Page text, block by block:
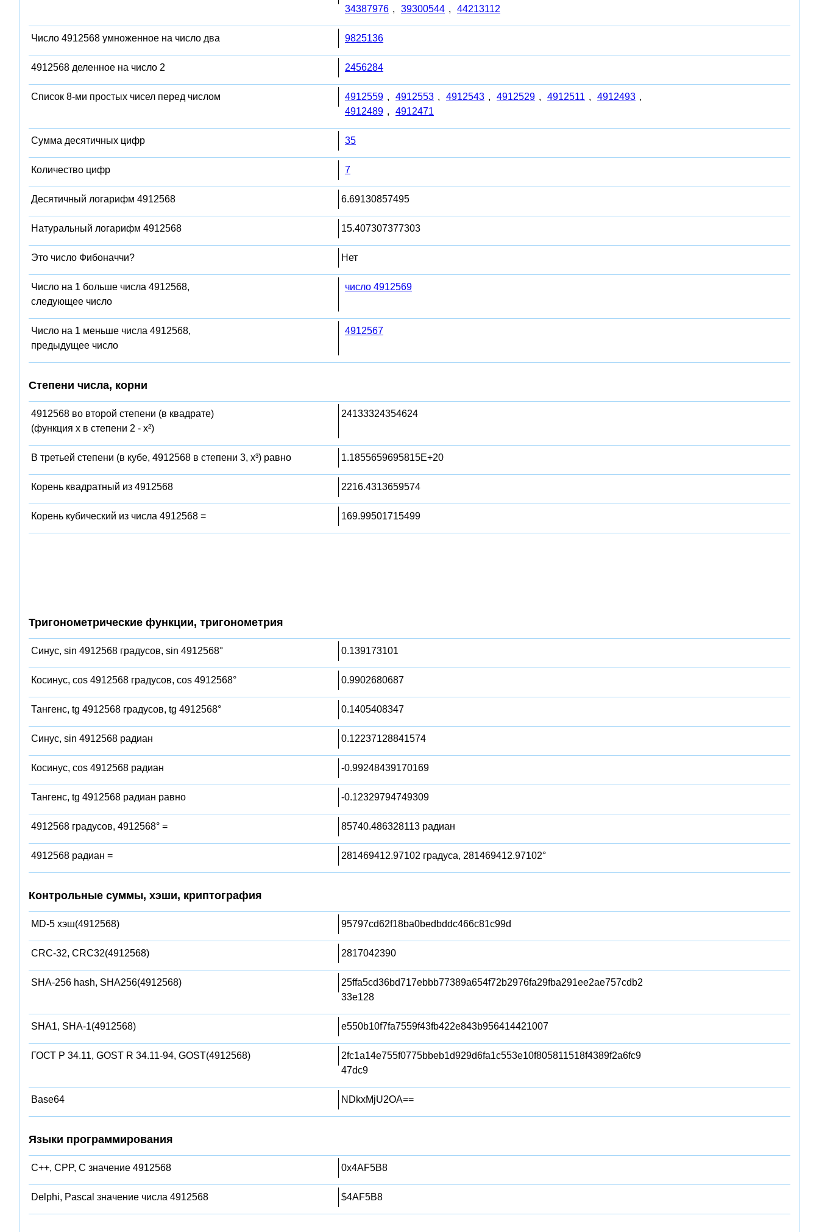
34387976 , 39300544 , 44213112
Число 4912568 умноженное на число два 9825136
4912568 деленное на число 2 2456284
Список 8-ми простых чисел перед числом 4912559 , 4912553 , 4912543 , 4912529 , 4912511 , 4912493 ,
4912489 , 4912471
Сумма десятичных цифр 35
Количество цифр 7
Десятичный логарифм 4912568 6.69130857495
Натуральный логарифм 4912568 15.407307377303
Это число Фибоначчи? Нет
Число на 1 больше числа 4912568,
следующее число
число 4912569
Число на 1 меньше числа 4912568,
предыдущее число
4912567
Степени числа, корни
4912568 во второй степени (в квадрате)
(функция x в степени 2 - x²)
24133324354624
В третьей степени (в кубе, 4912568 в степени 3, x³) равно 1.1855659695815E+20
Корень квадратный из 4912568 2216.4313659574
Корень кубический из числа 4912568 = 169.99501715499
Тригонометрические функции, тригонометрия
Синус, sin 4912568 градусов, sin 4912568° 0.139173101
Косинус, cos 4912568 градусов, cos 4912568° 0.9902680687
Тангенс, tg 4912568 градусов, tg 4912568° 0.1405408347
Синус, sin 4912568 радиан 0.12237128841574
Косинус, cos 4912568 радиан -0.99248439170169
Тангенс, tg 4912568 радиан равно -0.12329794749309
4912568 градусов, 4912568° = 85740.486328113 радиан
4912568 радиан = 281469412.97102 градуса, 281469412.97102°
Контрольные суммы, хэши, криптография
MD-5 хэш(4912568) 95797cd62f18ba0bedbddc466c81c99d
CRC-32, CRC32(4912568) 2817042390
SHA-256 hash, SHA256(4912568)
25ffa5cd36bd717ebbb77389a654f72b2976fa29fba291ee2ae757cdb2
33e128
SHA1, SHA-1(4912568) e550b10f7fa7559f43fb422e843b956414421007
ГОСТ Р 34.11, GOST R 34.11-94, GOST(4912568)
2fc1a14e755f0775bbeb1d929d6fa1c553e10f805811518f4389f2a6fc9
47dc9
Base64 NDkxMjU2OA==
Языки программирования
C++, CPP, C значение 4912568 0x4AF5B8
Delphi, Pascal значение числа 4912568 $4AF5B8